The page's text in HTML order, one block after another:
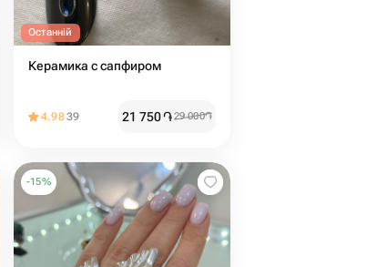
Останній
Керамика с сапфиром
4.9839 21 750֏29 000֏
-15%